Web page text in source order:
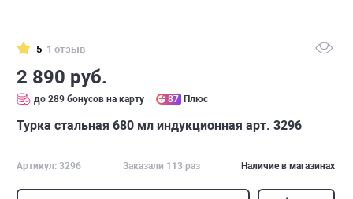
5 1 отзыв
2 890 руб.
до 289 бонусов на карту 87 Плюс
Турка стальная 680 мл индукционная арт. 3296
Артикул: 3296 Заказали 113 раз Наличие в магазинах